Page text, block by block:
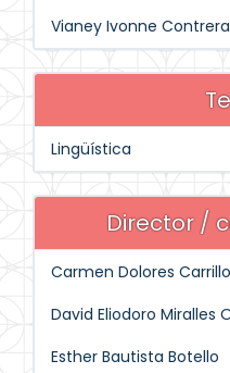
Vianey Ivonne
Lingüística
Director /
Carmen Dolores
David Eliodoro Miralles
Esther Bautista Botello